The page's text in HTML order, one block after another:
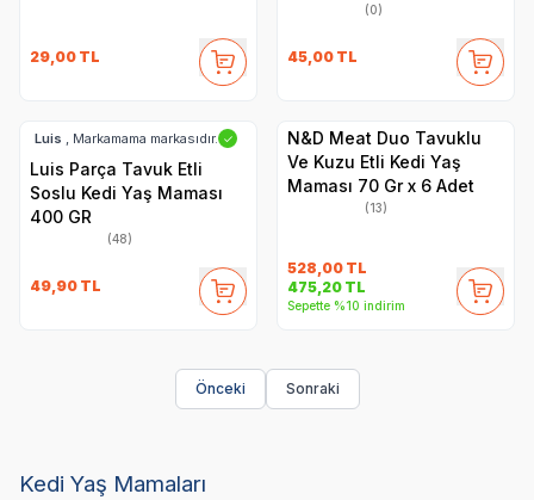
29,00 TL
(0)
45,00 TL
Luis , Markamama markasıdır. ✓
Luis Parça Tavuk Etli
Soslu Kedi Yaş Maması
400 GR
(48)
49,90 TL
N&D Meat Duo Tavuklu
Ve Kuzu Etli Kedi Yaş
Maması 70 Gr x 6 Adet
(13)
528,00 TL
475,20 TL
Sepette %10 indirim
Önceki Sonraki
Kedi Yaş Mamaları